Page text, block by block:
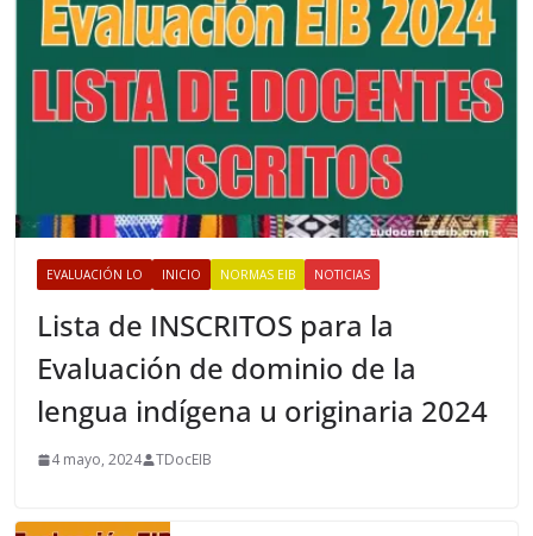
EVALUACIÓN LO INICIO NORMAS EIB NOTICIAS
Lista de INSCRITOS para la
Evaluación de dominio de la
lengua indígena u originaria 2024
4 mayo, 2024 TDocEIB